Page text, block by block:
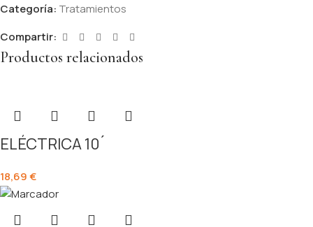
Categoría: Tratamientos
Compartir:
Productos relacionados
ELÉCTRICA 10 ́
18,69€